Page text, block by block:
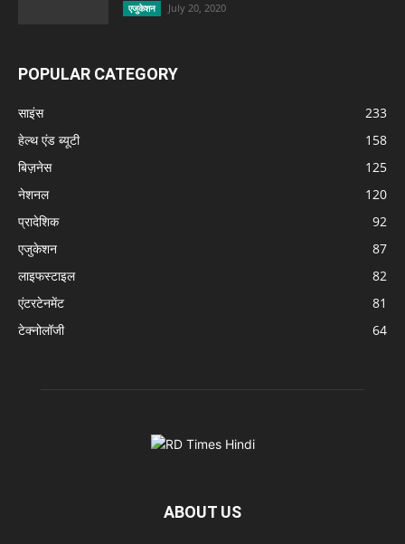
एजुकेशन July 20, 2020
POPULAR CATEGORY
साइंस
233
हेल्थ एंड ब्यूटी
158
बिज़नेस
125
नेशनल
120
प्रादेशिक
92
एजुकेशन
87
लाइफस्टाइल
82
एंटरटेनमेंट
81
टेक्नोलॉजी
64
ABOUT US